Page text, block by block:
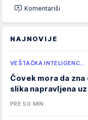
Komentariši
NAJNOVIJE
VEŠTAČKA INTELIGENC…
Čovek mora da
slika napravljena
PRE 50 MIN